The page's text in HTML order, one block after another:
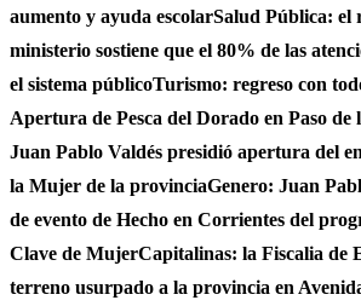
aumento y ayuda escolarSalud Pública: el
ministerio sostiene que el 80% de las
el sistema públicoTurismo: regreso con
Apertura de Pesca del Dorado en Paso de
Juan Pablo Valdés presidió apertura del
la Mujer de la provinciaGenero: Juan
de evento de Hecho en Corrientes del
Clave de MujerCapitalinas: la Fiscalia de
terreno usurpado a la provincia en